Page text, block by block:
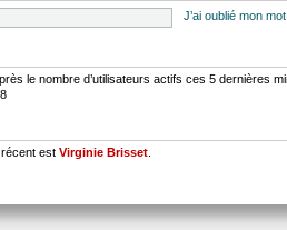
J’ai oublié mon
le nombre d’utilisateurs actifs ces 5 dernières
est Virginie Brisset